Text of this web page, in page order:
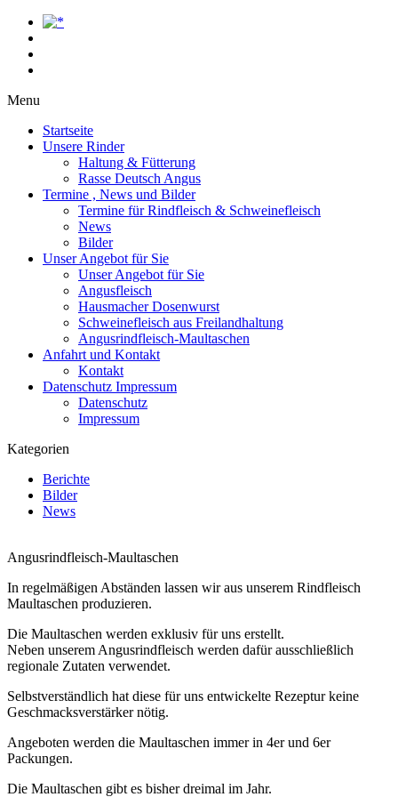
Menu
Startseite
Unsere Rinder
Haltung & Fütterung
Rasse Deutsch Angus
Termine , News und Bilder
Termine für Rindfleisch & Schweinefleisch
News
Bilder
Unser Angebot für Sie
Unser Angebot für Sie
Angusfleisch
Hausmacher Dosenwurst
Schweinefleisch aus Freilandhaltung
Angusrindfleisch-Maultaschen
Anfahrt und Kontakt
Kontakt
Datenschutz Impressum
Datenschutz
Impressum
Kategorien
Berichte
Bilder
News
Angusrindfleisch-Maultaschen
In regelmäßigen Abständen lassen wir aus unserem Rindfleisch
Maultaschen produzieren.
Die Maultaschen werden exklusiv für uns erstellt.
Neben unserem Angusrindfleisch werden dafür ausschließlich
regionale Zutaten verwendet.
Selbstverständlich hat diese für uns entwickelte Rezeptur keine
Geschmacksverstärker nötig.
Angeboten werden die Maultaschen immer in 4er und 6er
Packungen.
Die Maultaschen gibt es bisher dreimal im Jahr.